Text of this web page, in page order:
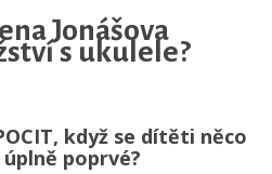
Jonášova
s ukulele?
když se dítěti něco
poprvé?